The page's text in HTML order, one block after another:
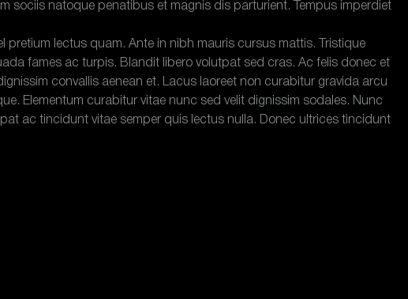
sociis natoque penatibus et magnis dis parturient. Tempus imperdiet
pretium lectus quam. Ante in nibh mauris cursus mattis. Tristique
fames ac turpis. Blandit libero volutpat sed cras. Ac felis donec et
convallis aenean et. Lacus laoreet non curabitur gravida arcu
Elementum curabitur vitae nunc sed velit dignissim sodales. Nunc
ac tincidunt vitae semper quis lectus nulla. Donec ultrices tincidunt